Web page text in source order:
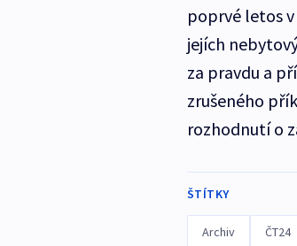
poprvé letos
jejích
za pravdu a
zrušeného
rozhodnutí o
ŠTÍTKY
Archiv ČT24